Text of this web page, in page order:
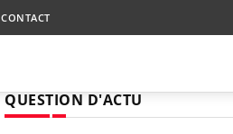
CONTACT
QUESTION D'ACTU